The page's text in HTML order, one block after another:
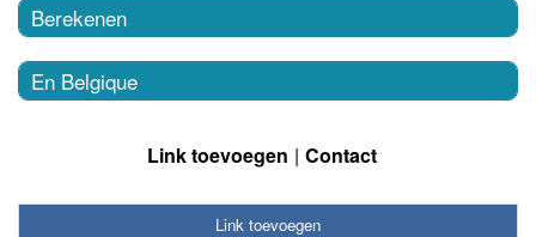
Berekenen
En Belgique
Link toevoegen Contact
Link toevoegen